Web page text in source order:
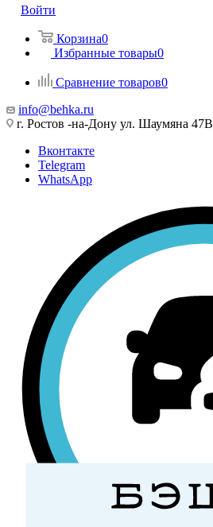
Войти
Корзина0
Избранные товары0
Сравнение товаров0
info@behka.ru
г. Ростов -на-Дону ул. Шаумяна 47В
Вконтакте
Telegram
WhatsApp